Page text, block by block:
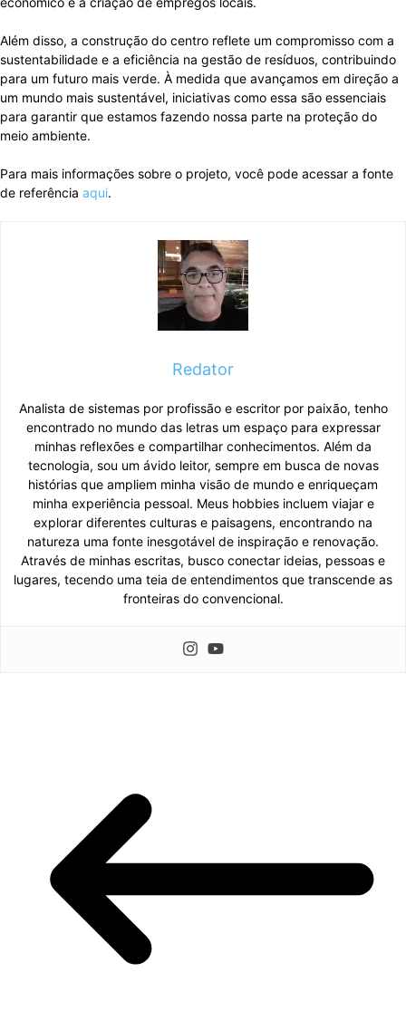
Além disso, a construção do centro reflete um compromisso com a
sustentabilidade e a eficiência na gestão de resíduos, contribuindo
para um futuro mais verde. À medida que avançamos em direção a
um mundo mais sustentável, iniciativas como essa são essenciais
para garantir que estamos fazendo nossa parte na proteção do
meio ambiente.
Para mais informações sobre o projeto, você pode acessar a fonte
de referência aqui.
Redator
Analista de sistemas por profissão e escritor por paixão, tenho
encontrado no mundo das letras um espaço para expressar
minhas reflexões e compartilhar conhecimentos. Além da
tecnologia, sou um ávido leitor, sempre em busca de novas
histórias que ampliem minha visão de mundo e enriqueçam
minha experiência pessoal. Meus hobbies incluem viajar e
explorar diferentes culturas e paisagens, encontrando na
natureza uma fonte inesgotável de inspiração e renovação.
Através de minhas escritas, busco conectar ideias, pessoas e
lugares, tecendo uma teia de entendimentos que transcende as
fronteiras do convencional.